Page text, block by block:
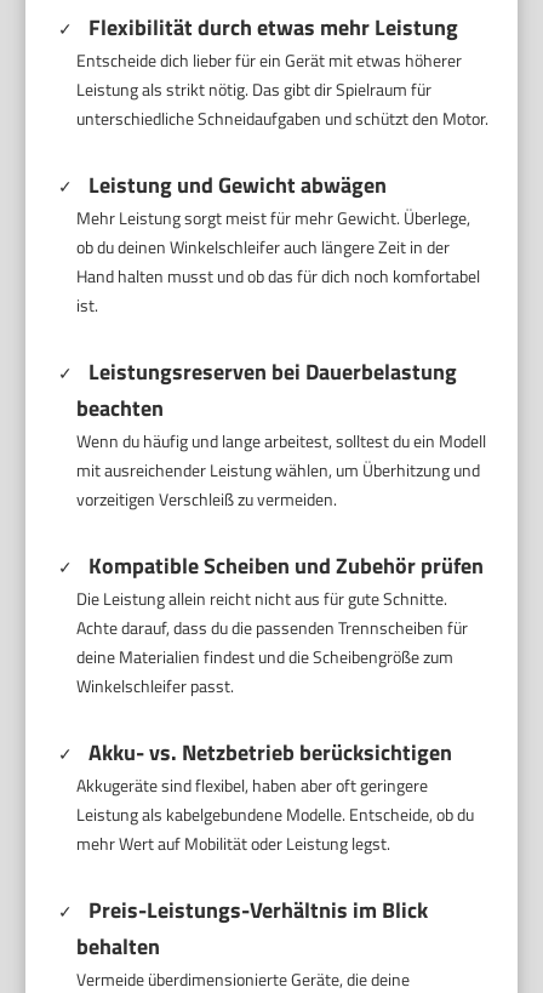
Flexibilität durch etwas mehr Leistung
Entscheide dich lieber für ein Gerät mit etwas höherer
Leistung als strikt nötig. Das gibt dir Spielraum für
unterschiedliche Schneidaufgaben und schützt den Motor.
Leistung und Gewicht abwägen
Mehr Leistung sorgt meist für mehr Gewicht. Überlege,
ob du deinen Winkelschleifer auch längere Zeit in der
Hand halten musst und ob das für dich noch komfortabel
ist.
Leistungsreserven bei Dauerbelastung
beachten
Wenn du häufig und lange arbeitest, solltest du ein Modell
mit ausreichender Leistung wählen, um Überhitzung und
vorzeitigen Verschleiß zu vermeiden.
Kompatible Scheiben und Zubehör prüfen
Die Leistung allein reicht nicht aus für gute Schnitte.
Achte darauf, dass du die passenden Trennscheiben für
deine Materialien findest und die Scheibengröße zum
Winkelschleifer passt.
Akku- vs. Netzbetrieb berücksichtigen
Akkugeräte sind flexibel, haben aber oft geringere
Leistung als kabelgebundene Modelle. Entscheide, ob du
mehr Wert auf Mobilität oder Leistung legst.
Preis-Leistungs-Verhältnis im Blick
behalten
Vermeide überdimensionierte Geräte, die deine